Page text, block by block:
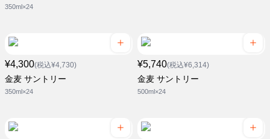
350ml×24
¥4,300(税込¥4,730)
金麦 サントリー
350ml×24
¥5,740(税込¥6,314)
金麦 サントリー
500ml×24